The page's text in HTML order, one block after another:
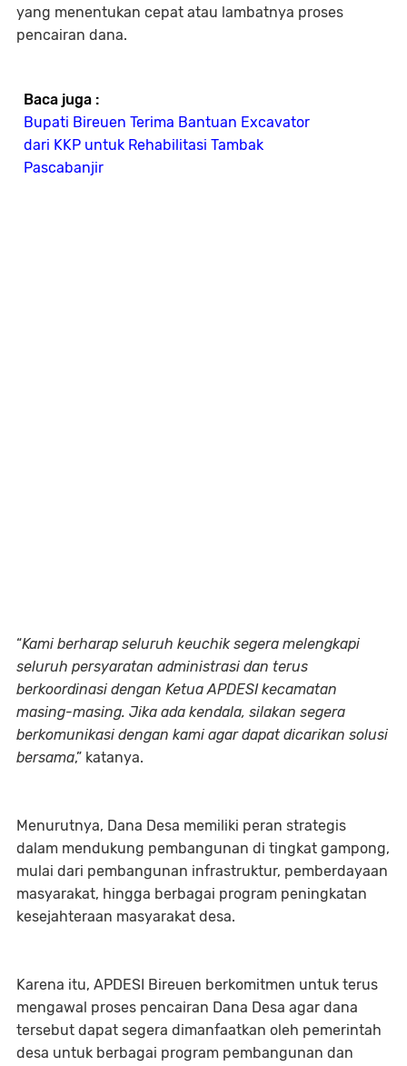
yang menentukan cepat atau lambatnya proses
pencairan dana.
Baca juga :
Bupati Bireuen Terima Bantuan Excavator
dari KKP untuk Rehabilitasi Tambak
Pascabanjir
“Kami berharap seluruh keuchik segera melengkapi
seluruh persyaratan administrasi dan terus
berkoordinasi dengan Ketua APDESI kecamatan
masing-masing. Jika ada kendala, silakan segera
berkomunikasi dengan kami agar dapat dicarikan solusi
bersama,” katanya.
Menurutnya, Dana Desa memiliki peran strategis
dalam mendukung pembangunan di tingkat gampong,
mulai dari pembangunan infrastruktur, pemberdayaan
masyarakat, hingga berbagai program peningkatan
kesejahteraan masyarakat desa.
Karena itu, APDESI Bireuen berkomitmen untuk terus
mengawal proses pencairan Dana Desa agar dana
tersebut dapat segera dimanfaatkan oleh pemerintah
desa untuk berbagai program pembangunan dan